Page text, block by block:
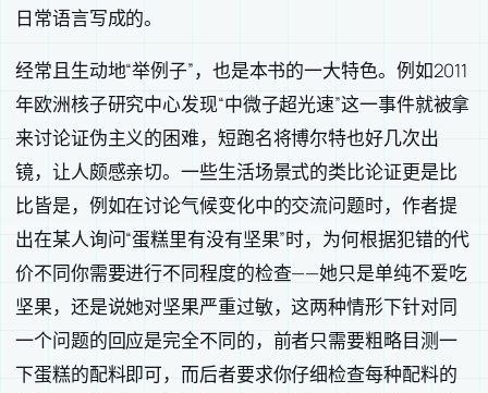
日常语言写成的。
经常且生动地“举例子”，也是本书的一大特色。例如2011
年欧洲核子研究中心发现“中微子超光速”这一事件就被拿
来讨论证伪主义的困难，短跑名将博尔特也好几次出
镜，让人颇感亲切。一些生活场景式的类比论证更是比
比皆是，例如在讨论气候变化中的交流问题时，作者提
出在某人询问“蛋糕里有没有坚果”时，为何根据犯错的代
价不同你需要进行不同程度的检查——她只是单纯不爱吃
坚果，还是说她对坚果严重过敏，这两种情形下针对同
一个问题的回应是完全不同的，前者只需要粗略目测一
下蛋糕的配料即可，而后者要求你仔细检查每种配料的